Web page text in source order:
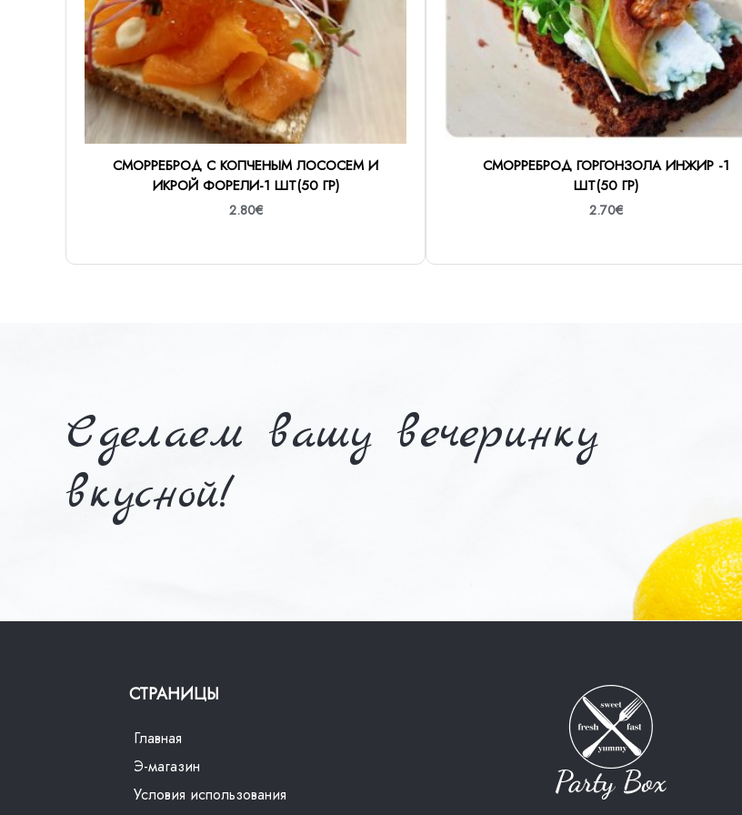
СМОРРЕБРОД С КОПЧЕНЫМ ЛОСОСЕМ И
ИКРОЙ ФОРЕЛИ-1 ШТ(50 ГР)
2.80€
СМОРРЕБРОД ГОРГОНЗОЛА ИНЖИР -1
ШТ(50 ГР)
2.70€
Сделаем вашу вечеринку
вкусной!
СТРАНИЦЫ
Главная
Э-магазин
Условия использования